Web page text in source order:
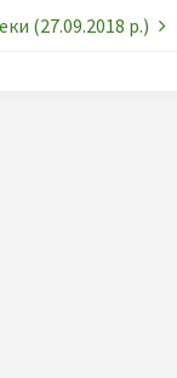
(27.09.2018 р.)